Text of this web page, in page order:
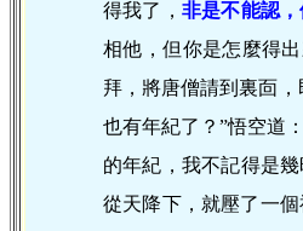
得我了， 非是不能認
相他，但你是怎麼得
拜，將唐僧請到裏靣
也有年紀了？”悟空道
的年紀，我不記得是
從天降下，就壓了一